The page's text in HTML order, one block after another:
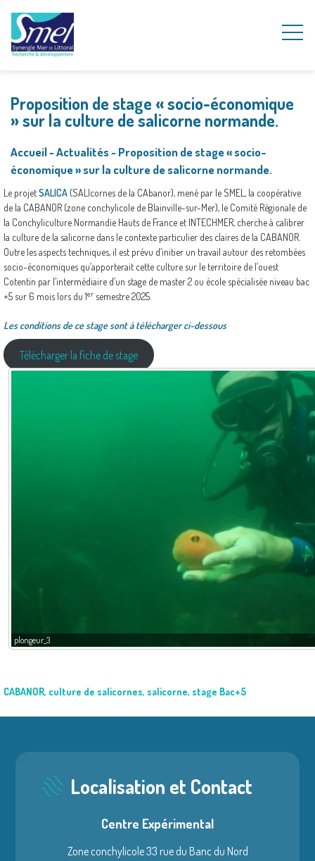
Proposition de stage « socio-économique
» sur la culture de salicorne normande.
Accueil~Actualités~Proposition de stage « socio-
économique » sur la culture de salicorne normande.
Le projetSALICA (SALIcornes de la CAbanor), mené par le SMEL, la coopérative
de la CABANOR (zone conchylicole de Blainville-sur-Mer), le Comité Régionale de
la Conchyliculture Normandie Hauts de France et INTECHMER, cherche à calibrer
la culture de la salicorne dans le contexte particulier des claires de la CABANOR.
Outre les aspects techniques, il est prévu d’initier un travail autour des retombées
socio-économiques qu’apporterait cette culture sur le territoire de l’ouest
Cotentin par l’intermédiaire d’un stage de master 2 ou école spécialisée niveau bac
+5 sur 6 mois lors du 1er semestre 2025.
Les conditions de ce stage sont à télécharger ci-dessous
Télécharger la fiche de stage
plongeur_3
CABANOR, culture de salicornes, salicorne, stage Bac+5
Localisation et Contact
Centre Expérimental
Zone conchylicole 33 rue du Banc du Nord